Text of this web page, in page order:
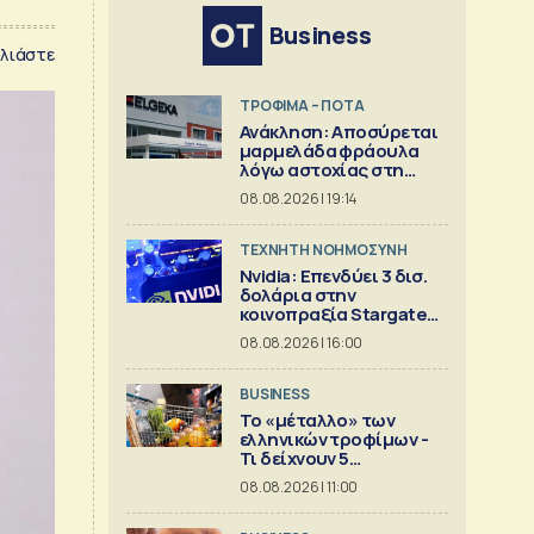
Business
ΤΡΟΦΙΜΑ – ΠΟΤΑ
Ανάκληση: Αποσύρεται
μαρμελάδα φράουλα
λόγω αστοχίας στη
γυάλινη συσκευασία
08.08.2026 | 19:14
TΕΧΝΗΤΗ ΝΟΗΜΟΣΥΝΗ
Nvidia: Επενδύει 3 δισ.
δολάρια στην
κοινοπραξία Stargate
για κέντρα δεδομένων
08.08.2026 | 16:00
BUSINESS
Το «μέταλλο» των
ελληνικών τροφίμων -
Τι δείχνουν 5
ισολογισμοί
08.08.2026 | 11:00